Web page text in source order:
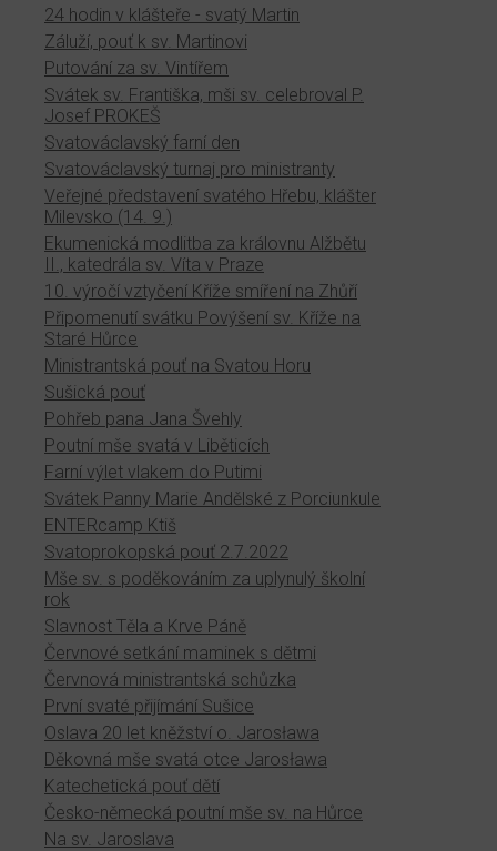
24 hodin v klášteře - svatý Martin
Záluží, pouť k sv. Martinovi
Putování za sv. Vintířem
Svátek sv. Františka, mši sv. celebroval P.
Josef PROKEŠ
Svatováclavský farní den
Svatováclavský turnaj pro ministranty
Veřejné představení svatého Hřebu, klášter
Milevsko (14. 9.)
Ekumenická modlitba za královnu Alžbětu
II., katedrála sv. Víta v Praze
10. výročí vztyčení Kříže smíření na Zhůří
Připomenutí svátku Povýšení sv. Kříže na
Staré Hůrce
Ministrantská pouť na Svatou Horu
Sušická pouť
Pohřeb pana Jana Švehly
Poutní mše svatá v Liběticích
Farní výlet vlakem do Putimi
Svátek Panny Marie Andělské z Porciunkule
ENTERcamp Ktiš
Svatoprokopská pouť 2.7.2022
Mše sv. s poděkováním za uplynulý školní
rok
Slavnost Těla a Krve Páně
Červnové setkání maminek s dětmi
Červnová ministrantská schůzka
První svaté přijímání Sušice
Oslava 20 let kněžství o. Jarosława
Děkovná mše svatá otce Jarosława
Katechetická pouť dětí
Česko-německá poutní mše sv. na Hůrce
Na sv. Jaroslava